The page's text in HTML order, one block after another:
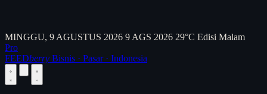
MINGGU, 9 AGUSTUS 2026 9 AGS 2026 29°C Edisi Malam
Pro
FEEDberry Bisnis · Pasar · Indonesia